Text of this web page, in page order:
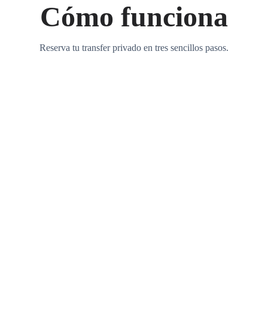
Cómo funciona
Reserva tu transfer privado en tres sencillos pasos.